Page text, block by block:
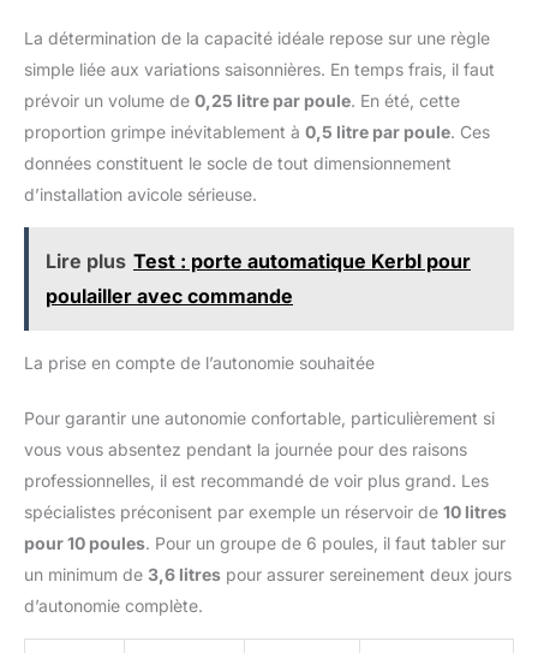
La détermination de la capacité idéale repose sur une règle
simple liée aux variations saisonnières. En temps frais, il faut
prévoir un volume de 0,25 litre par poule. En été, cette
proportion grimpe inévitablement à 0,5 litre par poule. Ces
données constituent le socle de tout dimensionnement
d’installation avicole sérieuse.
Lire plus Test : porte automatique Kerbl pour
poulailler avec commande
La prise en compte de l’autonomie souhaitée
Pour garantir une autonomie confortable, particulièrement si
vous vous absentez pendant la journée pour des raisons
professionnelles, il est recommandé de voir plus grand. Les
spécialistes préconisent par exemple un réservoir de 10 litres
pour 10 poules. Pour un groupe de 6 poules, il faut tabler sur
un minimum de 3,6 litres pour assurer sereinement deux jours
d’autonomie complète.